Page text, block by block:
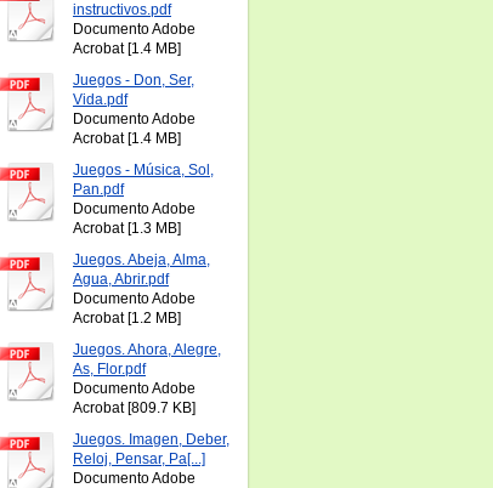
instructivos.pdf
Documento Adobe
Acrobat [1.4 MB]
Juegos - Don, Ser,
Vida.pdf
Documento Adobe
Acrobat [1.4 MB]
Juegos - Música, Sol,
Pan.pdf
Documento Adobe
Acrobat [1.3 MB]
Juegos. Abeja, Alma,
Agua, Abrir.pdf
Documento Adobe
Acrobat [1.2 MB]
Juegos. Ahora, Alegre,
As, Flor.pdf
Documento Adobe
Acrobat [809.7 KB]
Juegos. Imagen, Deber,
Reloj, Pensar, Pa[...]
Documento Adobe